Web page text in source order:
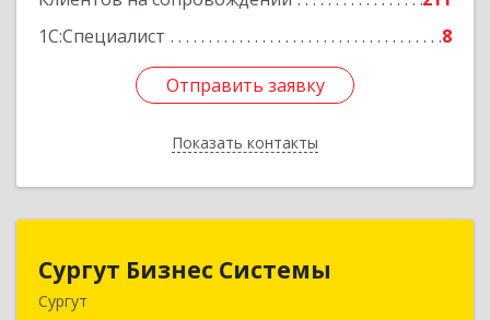
1С:Специалист
8
Отправить заявку
Показать контакты
Отправить заявку
Назад
Сургут Бизнес Системы
Сургут
628406, Ханты-Мансийский Автономный округ